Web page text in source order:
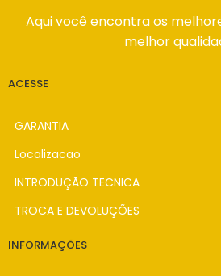
Aqui você encontra os
melhor
ACESSE
GARANTIA
Localizacao
INTRODUÇÃO TECNICA
TROCA E DEVOLUÇÕES
INFORMAÇÕES